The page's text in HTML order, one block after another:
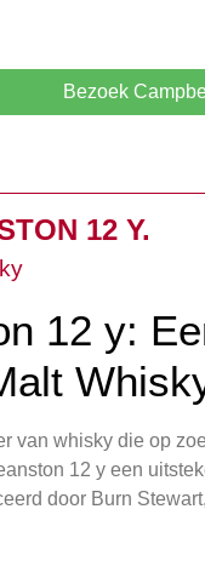
Bezoek
12 Y.
12 y:
van whisky die op
12 y een
door Burn